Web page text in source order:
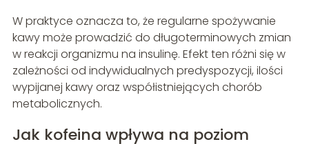
W praktyce oznacza to, że regularne spożywanie
kawy może prowadzić do długoterminowych zmian
w reakcji organizmu na insulinę. Efekt ten różni się w
zależności od indywidualnych predyspozycji, ilości
wypijanej kawy oraz współistniejących chorób
metabolicznych.
Jak kofeina wpływa na poziom